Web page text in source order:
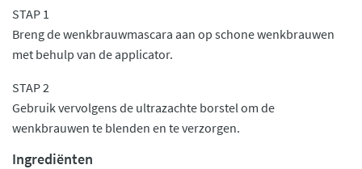
STAP 1
Breng de wenkbrauwmascara aan op schone wenkbrauwen
met behulp van de applicator.
STAP 2
Gebruik vervolgens de ultrazachte borstel om de
wenkbrauwen te blenden en te verzorgen.
Ingrediënten